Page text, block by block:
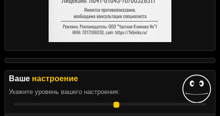
Ваше настроение
Укажите уровень вашего настроения: